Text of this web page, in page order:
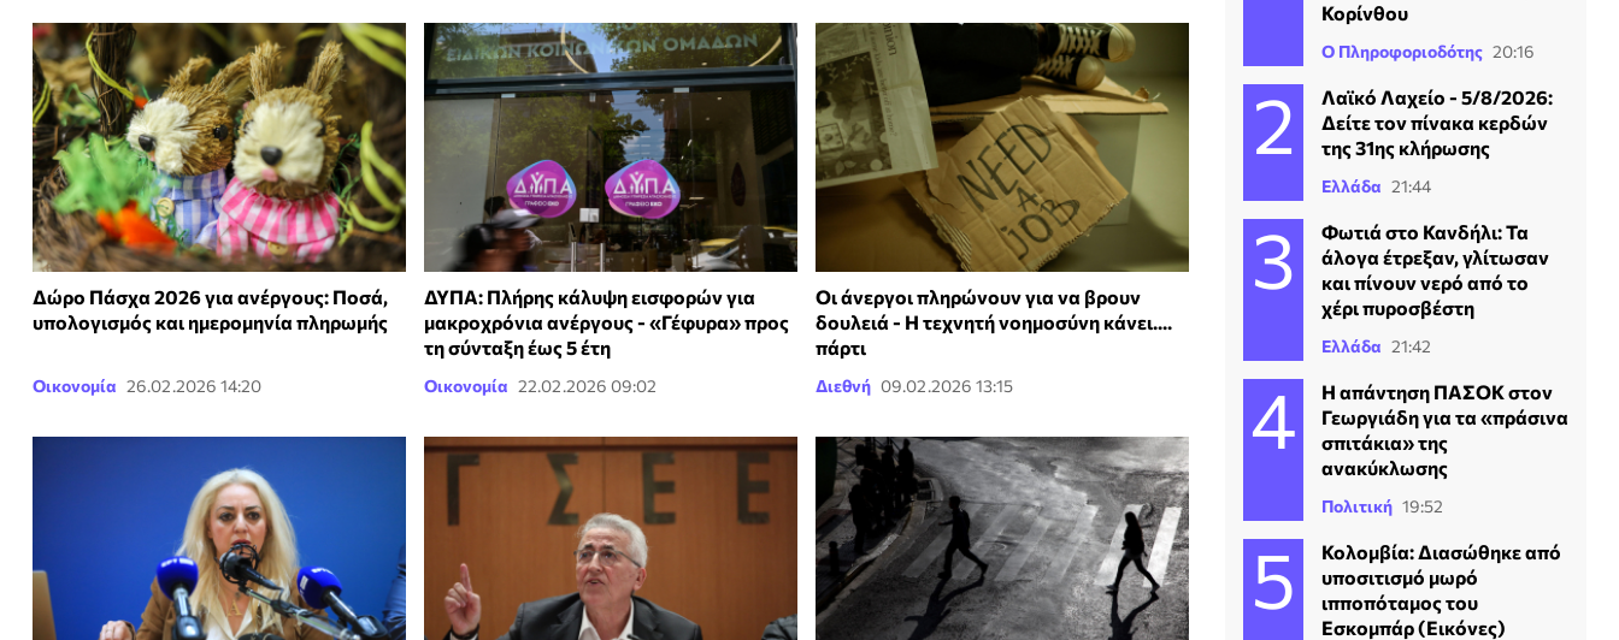
Δώρο Πάσχα 2026 για ανέργους: Ποσά,
υπολογισμός και ημερομηνία πληρωμής
Οικονομία 26.02.2026 14:20
ΔΥΠΑ: Πλήρης κάλυψη εισφορών για
μακροχρόνια ανέργους - «Γέφυρα» προς
τη σύνταξη έως 5 έτη
Οικονομία 22.02.2026 09:02
Οι άνεργοι πληρώνουν για να βρουν
δουλειά - Η τεχνητή νοημοσύνη κάνει....
πάρτι
Διεθνή 09.02.2026 13:15
Κορίνθου
Ο Πληροφοριοδότης 20:16
Λαϊκό Λαχείο - 5/8/2026:
Δείτε τον πίνακα κερδών
της 31ης κλήρωσης
Ελλάδα 21:44
Φωτιά στο Κανδήλι: Τα
άλογα έτρεξαν, γλίτωσαν
και πίνουν νερό από το
χέρι πυροσβέστη
Ελλάδα 21:42
Η απάντηση ΠΑΣΟΚ στον
Γεωργιάδη για τα «πράσινα
σπιτάκια» της
ανακύκλωσης
Πολιτική 19:52
Κολομβία: Διασώθηκε από
υποσιτισμό μωρό
ιπποπόταμος του
Εσκομπάρ (Εικόνες)